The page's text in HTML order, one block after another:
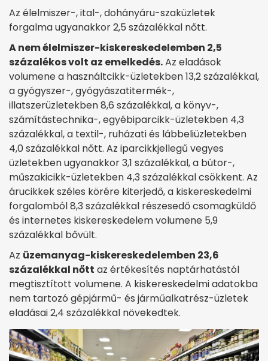
Az élelmiszer-, ital-, dohányáru-szaküzletek
forgalma ugyanakkor 2,5 százalékkal nőtt.
A nem élelmiszer-kiskereskedelemben 2,5
százalékos volt az emelkedés.Az eladások
volumene a használtcikk-üzletekben 13,2 százalékkal,
a gyógyszer-, gyógyászatitermék-,
illatszerüzletekben 8,6 százalékkal, a könyv-,
számítástechnika-, egyébiparcikk-üzletekben 4,3
százalékkal, a textil-, ruházati és lábbeliüzletekben
4,0 százalékkal nőtt. Az iparcikkjellegű vegyes
üzletekben ugyanakkor 3,1 százalékkal, a bútor-,
műszakicikk-üzletekben 4,3 százalékkal csökkent. Az
árucikkek széles körére kiterjedő, a kiskereskedelmi
forgalomból 8,3 százalékkal részesedő csomagküldő
és internetes kiskereskedelem volumene 5,9
százalékkal bővült.
Az üzemanyag-kiskereskedelemben 23,6
százalékkal nőtt az értékesítés naptárhatástól
megtisztított volumene. A kiskereskedelmi adatokba
nem tartozó gépjármű- és járműalkatrész-üzletek
eladásai 2,4 százalékkal növekedtek.